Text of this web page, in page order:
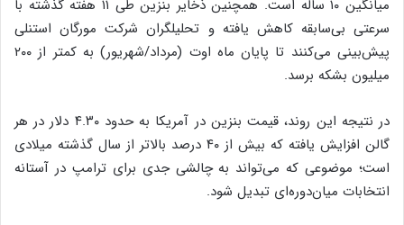
میانگین ۱۰ ساله است. همچنین ذخایر بنزین طی ۱۱ هفته گذشته با
سرعتی بی‌سابقه کاهش یافته و تحلیلگران شرکت مورگان استنلی
پیش‌بینی می‌کنند تا پایان ماه اوت (مرداد/شهریور) به کمتر از ۲۰۰
میلیون بشکه برسد.
در نتیجه این روند، قیمت بنزین در آمریکا به حدود ۴.۳۰ دلار در هر
گالن افزایش یافته که بیش از ۴۰ درصد بالاتر از سال گذشته میلادی
است؛ موضوعی که می‌تواند به چالشی جدی برای ترامپ در آستانه
انتخابات میان‌دوره‌ای تبدیل شود.